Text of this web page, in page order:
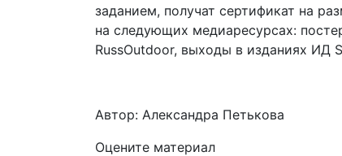
заданием, получат сертификат на
на следующих медиаресурсах:
RussOutdoor, выходы в изданиях ИД
Автор: Александра Петькова
Оцените материал